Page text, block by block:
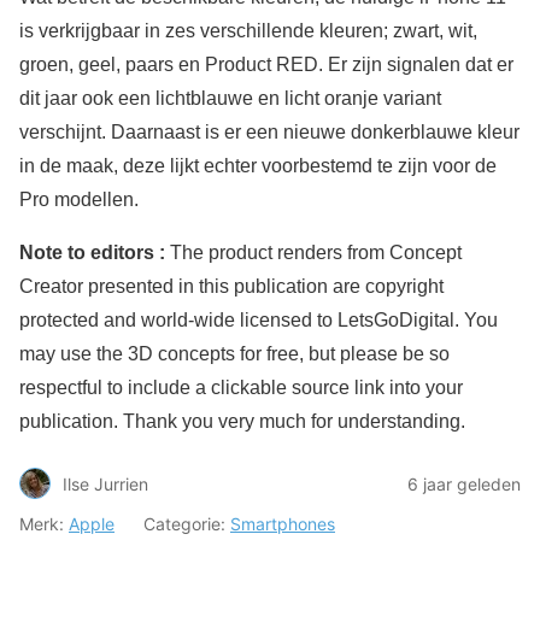
is verkrijgbaar in zes verschillende kleuren; zwart, wit,
groen, geel, paars en Product RED. Er zijn signalen dat er
dit jaar ook een lichtblauwe en licht oranje variant
verschijnt. Daarnaast is er een nieuwe donkerblauwe kleur
in de maak, deze lijkt echter voorbestemd te zijn voor de
Pro modellen.
Note to editors : The product renders from Concept
Creator presented in this publication are copyright
protected and world-wide licensed to LetsGoDigital. You
may use the 3D concepts for free, but please be so
respectful to include a clickable source link into your
publication. Thank you very much for understanding.
Ilse Jurrien
6 jaar geleden
Merk: Apple Categorie: Smartphones